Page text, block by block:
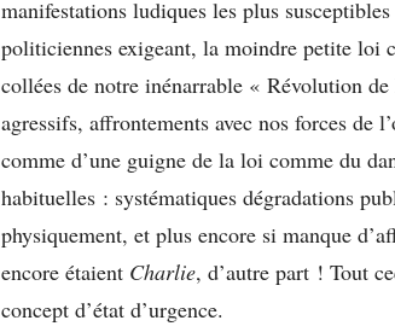
manifestations ludiques les plus
politiciennes exigeant, la moindre petite loi
collées de notre inénarrable « Révolution
agressifs, affrontements avec nos forces de
comme d’une guigne de la loi comme du
habituelles : systématiques dégradations
physiquement, et plus encore si manque
encore étaient Charlie, d’autre part ! Tout
concept d’état d’urgence.